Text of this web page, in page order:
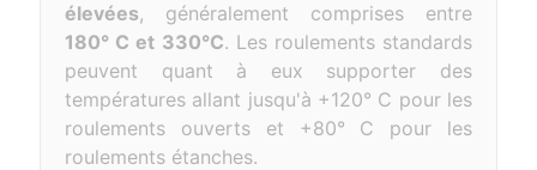
élevées, généralement comprises entre
180° C et 330°C. Les roulements standards
peuvent quant à eux supporter des
températures allant jusqu'à +120° C pour les
roulements ouverts et +80° C pour les
roulements étanches.